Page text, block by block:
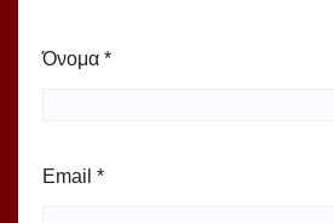
Όνομα *
Email *